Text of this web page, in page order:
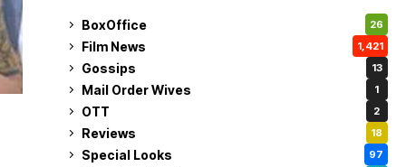
BoxOffice 26
Film News 1,421
Gossips 13
Mail Order Wives 1
OTT 2
Reviews 18
Special Looks 97